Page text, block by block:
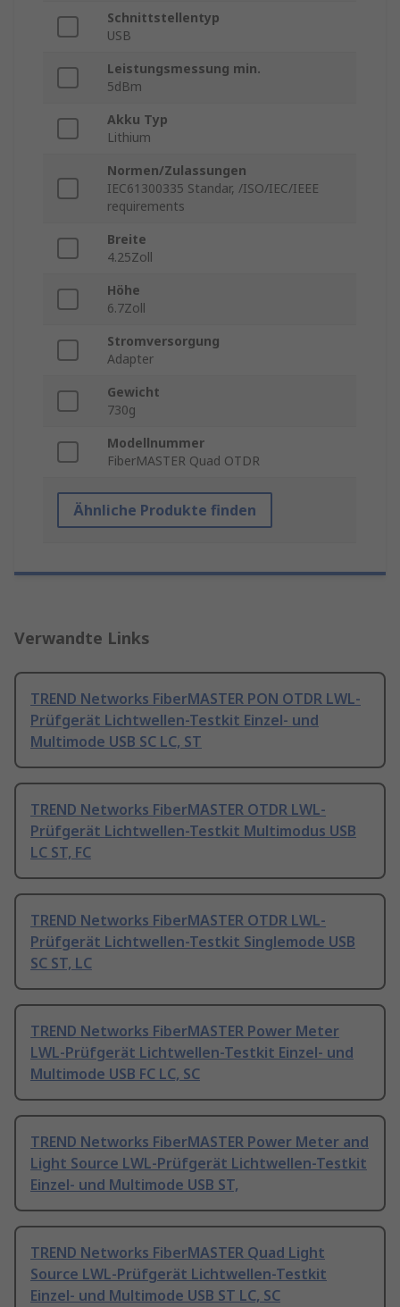
Schnittstellentyp
USB
Leistungsmessung min.
5dBm
Akku Typ
Lithium
Normen/Zulassungen
IEC61300335 Standar, /ISO/IEC/IEEE
requirements
Breite
4.25Zoll
Höhe
6.7Zoll
Stromversorgung
Adapter
Gewicht
730g
Modellnummer
FiberMASTER Quad OTDR
Ähnliche Produkte finden
Verwandte Links
TREND Networks FiberMASTER PON OTDR LWL-
Prüfgerät Lichtwellen-Testkit Einzel- und
Multimode USB SC LC, ST
TREND Networks FiberMASTER OTDR LWL-
Prüfgerät Lichtwellen-Testkit Multimodus USB
LC ST, FC
TREND Networks FiberMASTER OTDR LWL-
Prüfgerät Lichtwellen-Testkit Singlemode USB
SC ST, LC
TREND Networks FiberMASTER Power Meter
LWL-Prüfgerät Lichtwellen-Testkit Einzel- und
Multimode USB FC LC, SC
TREND Networks FiberMASTER Power Meter and
Light Source LWL-Prüfgerät Lichtwellen-Testkit
Einzel- und Multimode USB ST,
TREND Networks FiberMASTER Quad Light
Source LWL-Prüfgerät Lichtwellen-Testkit
Einzel- und Multimode USB ST LC, SC